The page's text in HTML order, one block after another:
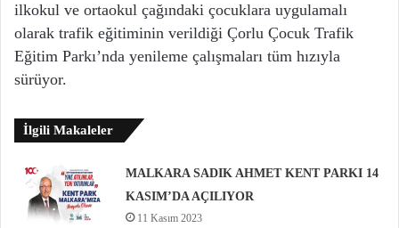
ilkokul ve ortaokul çağındaki çocuklara uygulamalı
olarak trafik eğitiminin verildiği Çorlu Çocuk Trafik
Eğitim Parkı’nda yenileme çalışmaları tüm hızıyla
sürüyor.
İlgili Makaleler
MALKARA SADIK AHMET KENT PARKI 14
KASIM’DA AÇILIYOR
11 Kasım 2023